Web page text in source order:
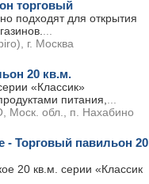
торговый
подходят для открытия
г. Москва
20 кв.м.
«Классик»
питания,
Моск. обл., п. Нахабино
- Торговый павильон 20
20 кв.м. серии «Классик